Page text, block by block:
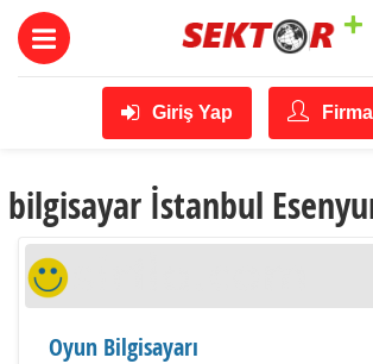
Giriş Yap
bilgisayar İstanbul
Oyun Bilgisayarı